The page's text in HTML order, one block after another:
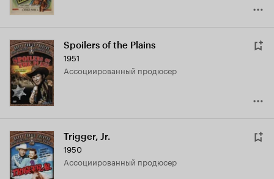
Spoilers of the Plains
1951
ассоциированный продюсер
Trigger, Jr.
1950
ассоциированный продюсер